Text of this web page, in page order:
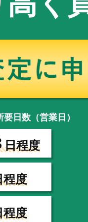
日数（営業日）
日程度
程度
程度